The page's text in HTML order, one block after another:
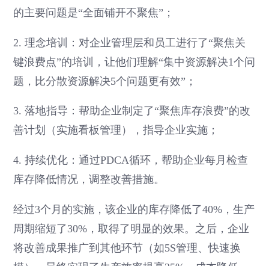
的主要问题是“全面铺开不聚焦”；
2. 理念培训：对企业管理层和员工进行了“聚焦关
键浪费点”的培训，让他们理解“集中资源解决1个问
题，比分散资源解决5个问题更有效”；
3. 落地指导：帮助企业制定了“聚焦库存浪费”的改
善计划（实施看板管理），指导企业实施；
4. 持续优化：通过PDCA循环，帮助企业每月检查
库存降低情况，调整改善措施。
经过3个月的实施，该企业的库存降低了40%，生产
周期缩短了30%，取得了明显的效果。之后，企业
将改善成果推广到其他环节（如5S管理、快速换